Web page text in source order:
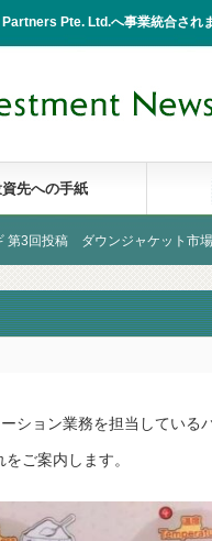
Pte. Ltd.へ事業統合され
先への手紙
ャケット市場のいろは
ション業務を担当している
ご案内します。